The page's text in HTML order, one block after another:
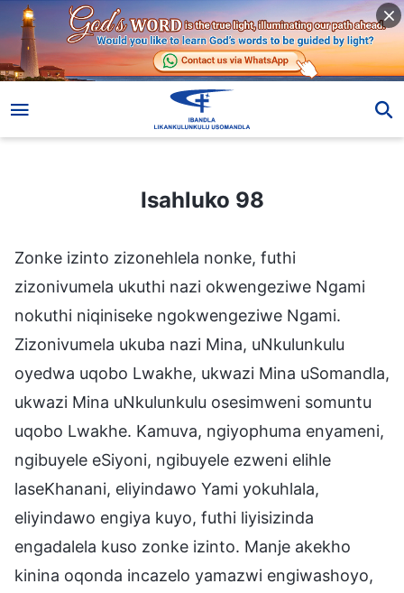
Isahluko 98
Zonke izinto zizonehlela nonke, futhi
zizonivumela ukuthi nazi okwengeziwe Ngami
nokuthi niqiniseke ngokwengeziwe Ngami.
Zizonivumela ukuba nazi Mina, uNkulunkulu
oyedwa uqobo Lwakhe, ukwazi Mina uSomandla,
ukwazi Mina uNkulunkulu osesimweni somuntu
uqobo Lwakhe. Kamuva, ngiyophuma enyameni,
ngibuyele eSiyoni, ngibuyele ezweni elihle
laseKhanani, eliyindawo Yami yokuhlala,
eliyindawo engiya kuyo, futhi liyisizinda
engadalela kuso zonke izinto. Manje akekho
kinina oqonda incazelo yamazwi engiwashoyo,